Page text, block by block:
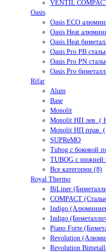
VENTIL
Oasis
Oasis ECO
Oasis Heat
Oasis Heat
Oasis Pro PB
Oasis Pro PN
Oasis Pro
Rifar
Alum
Base
Monolit
Monolit НП лев. (
Monolit НП прав.
SUPReMO
Tubog с боковой
TUBOG с нижней
Все категории (8)
Royal Thermo
BiLiner
COMPACT
Indigo
Indigo
Piano Forte
Revolution
Revolution